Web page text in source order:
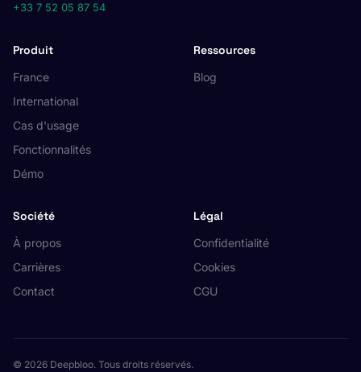
+33 7 52 05 87 54
Produit
France
International
Cas d'usage
Fonctionnalités
Démo
Ressources
Blog
Société
À propos
Carrières
Contact
Légal
Confidentialité
Cookies
CGU
© 2026 Deepbloo. Tous droits réservés.